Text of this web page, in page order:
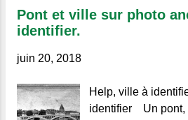
Pont et ville sur photo
identifier.
juin 20, 2018
Help, ville à
identifier Un pont,